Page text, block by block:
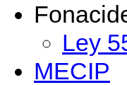
Ley
MECIP